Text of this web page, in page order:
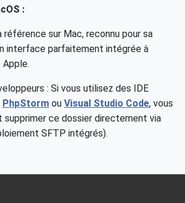
:
référence sur Mac, reconnu pour sa
interface parfaitement intégrée à
: Si vous utilisez des IDE
PhpStorm ou Visual Studio Code, vous
supprimer ce dossier directement via
SFTP intégrés).